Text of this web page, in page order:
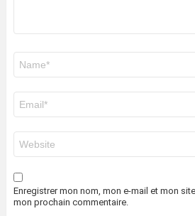
mail
*
web
Enregistrer mon nom, mon e-mail et mon
mon prochain commentaire.